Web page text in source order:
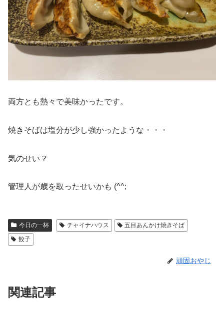
両方とも熱々で美味かったです。
焼きそばは塩分が少し強かったような・・・
気のせい？
管理人が歳を取ったせいかも (^^;
今日の一杯 チャイナハウス
五目あんかけ焼きそば
餃子
頑固おやじ
関連記事